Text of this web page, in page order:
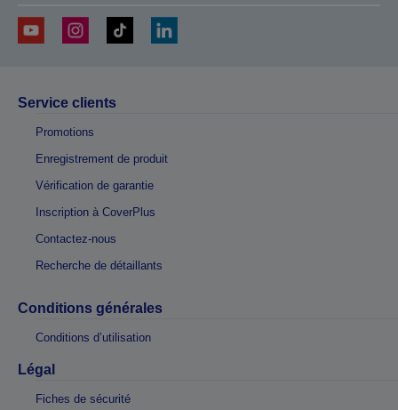
Service clients
Promotions
Enregistrement de produit
Vérification de garantie
Inscription à CoverPlus
Contactez-nous
Recherche de détaillants
Conditions générales
Conditions d’utilisation
Légal
Fiches de sécurité